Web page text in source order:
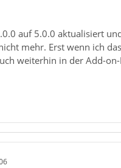
auf 5.0.0 aktualisiert
mehr. Erst wenn ich
weiterhin in der Add-